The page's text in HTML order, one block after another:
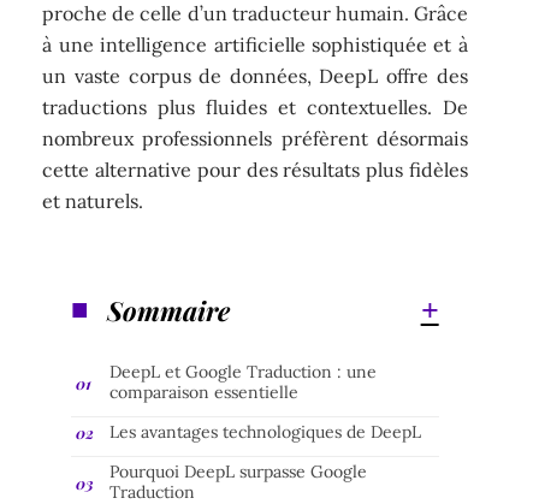
proche de celle d’un traducteur humain. Grâce
à une intelligence artificielle sophistiquée et à
un vaste corpus de données, DeepL offre des
traductions plus fluides et contextuelles. De
nombreux professionnels préfèrent désormais
cette alternative pour des résultats plus fidèles
et naturels.
Sommaire
DeepL et Google Traduction : une
comparaison essentielle
Les avantages technologiques de DeepL
Pourquoi DeepL surpasse Google
Traduction